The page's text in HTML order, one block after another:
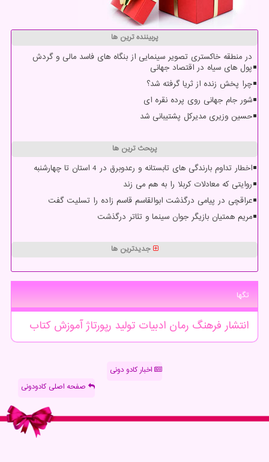
پربیننده ترین ها
در منطقه خاکستری تصویر سینمایی از بنگاه های فاسد مالی و گردش
پول های سیاه در اقتصاد جهانی
چرا پخش زنده از ثریا گرفته شد؟
شور جام جهانی روی پرده نقره ای
حسین وزیری مدیرکل پشتیبانی شد
پربحث ترین ها
اخطار تداوم بارندگی های تابستانه و رعدوبرق در 4 استان تا چهارشنبه
روایتی که معادلات کربلا را به هم می زند
عراقچی در پیامی درگذشت ابوالقاسم قاسم زاده را تسلیت گفت
مریم همتیان بازیگر جوان سینما و تئاتر درگذشت
جدیدترین ها
تگها
انتشار فرهنگ رمان ادبیات تولید رپورتاژآموزشكتاب
اخبار کادو دونی
صفحه اصلی کادودونی